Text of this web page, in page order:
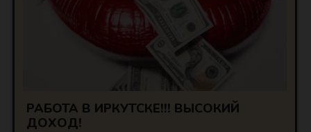
РАБОТА В ИРКУТСКЕ!!! ВЫСОКИЙ
ДОХОД!